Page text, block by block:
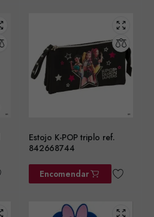
Estojo K-POP triplo ref.
842668744
Encomendar